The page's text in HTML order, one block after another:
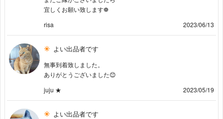
宜しくお願い致します❁︎
risa
2023/06/13
よい出品者です
無事到着致しました。
ありがとうございました😊
juju ★
2023/05/19
よい出品者です